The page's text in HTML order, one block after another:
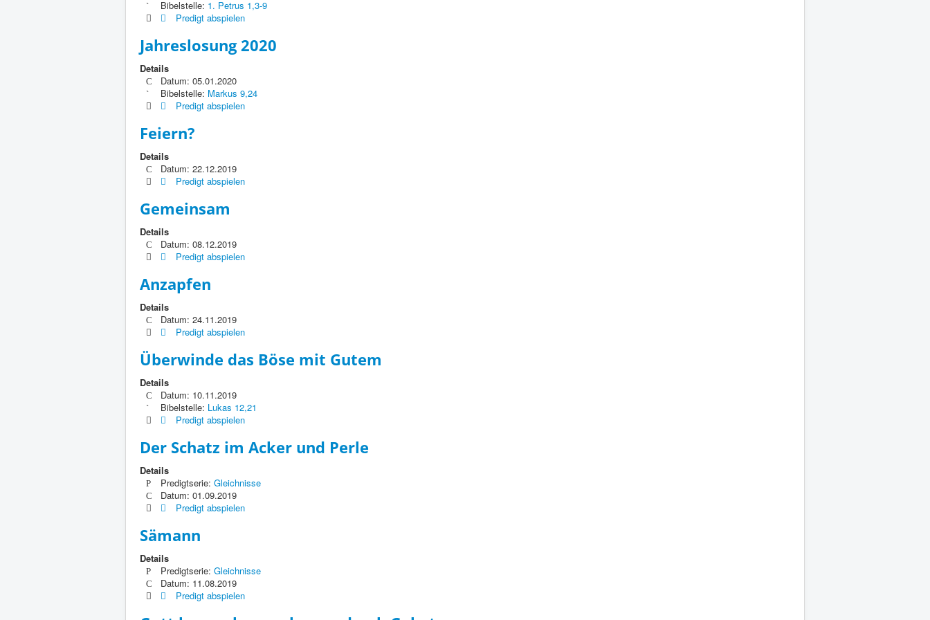
Bibelstelle: 1. Petrus 1,3-9
Predigt abspielen
Jahreslosung 2020
Details
Datum: 05.01.2020
Bibelstelle: Markus 9,24
Predigt abspielen
Feiern?
Details
Datum: 22.12.2019
Predigt abspielen
Gemeinsam
Details
Datum: 08.12.2019
Predigt abspielen
Anzapfen
Details
Datum: 24.11.2019
Predigt abspielen
Überwinde das Böse mit Gutem
Details
Datum: 10.11.2019
Bibelstelle: Lukas 12,21
Predigt abspielen
Der Schatz im Acker und Perle
Details
Predigtserie:Gleichnisse
Datum: 01.09.2019
Predigt abspielen
Sämann
Details
Predigtserie:Gleichnisse
Datum: 11.08.2019
Predigt abspielen